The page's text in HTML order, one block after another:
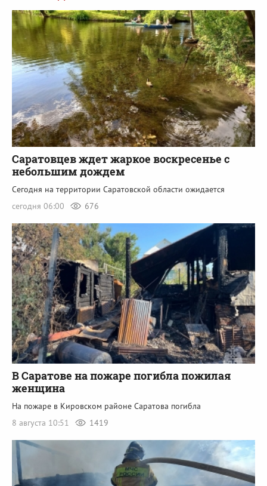
Саратовцев ждет жаркое воскресенье с
небольшим дождем
Сегодня на территории Саратовской области ожидается
сегодня 06:00
676
В Саратове на пожаре погибла пожилая
женщина
На пожаре в Кировском районе Саратова погибла
8 августа 10:51
1419